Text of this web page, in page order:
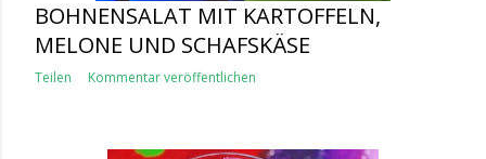
BOHNENSALAT MIT KARTOFFELN,
MELONE UND SCHAFSKÄSE
Teilen Kommentar veröffentlichen